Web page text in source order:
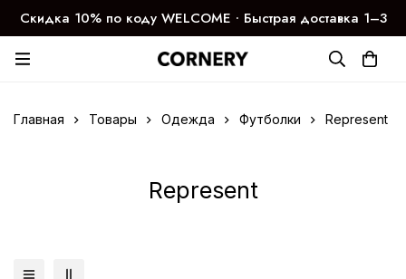
Скидка 10% по коду WELCOME ∙ Быстрая доставка 1–3
дня
Главная Товары Одежда Футболки Represent
Represent